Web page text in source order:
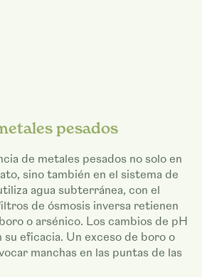
pesados
de metales pesados no solo en
sino también en el sistema de
agua subterránea, con el
de ósmosis inversa retienen
o arsénico. Los cambios de pH
eficacia. Un exceso de boro o
manchas en las puntas de las